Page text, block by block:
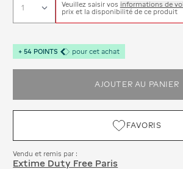
Veuillez saisir vos informations de vol
prix et la disponibilité de ce produit
+ 54 POINTS pour cet achat
AJOUTER AU PANIER
FAVORIS
Vendu et remis par :
Extime Duty Free Paris